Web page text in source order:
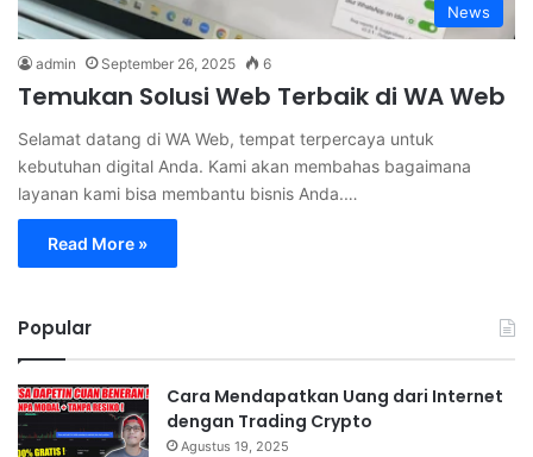
News
admin September 26, 2025 6
Temukan Solusi Web Terbaik di WA Web
Selamat datang di WA Web, tempat terpercaya untuk
kebutuhan digital Anda. Kami akan membahas bagaimana
layanan kami bisa membantu bisnis Anda.…
Read More »
Popular
Cara Mendapatkan Uang dari Internet
dengan Trading Crypto
Agustus 19, 2025